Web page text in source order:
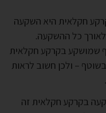
חקלאית היא השקעה
לאורך כל ההשקעה.
שמושקע בקרקע חקלאית
– ולכן חשוב לראות
בקרקע חקלאית זה